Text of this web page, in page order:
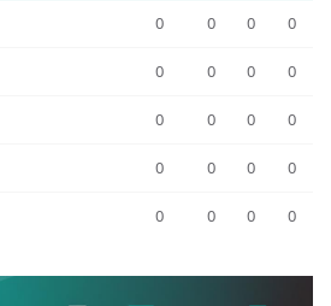
0 0 0 0
0 0 0 0
0 0 0 0
0 0 0 0
0 0 0 0